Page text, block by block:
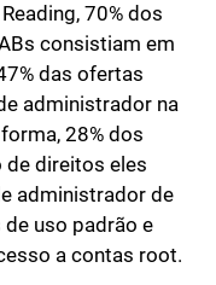
70% dos
consistiam em
das ofertas
administrador na
28% dos
de direitos eles
administrador de
uso padrão e
a contas root.